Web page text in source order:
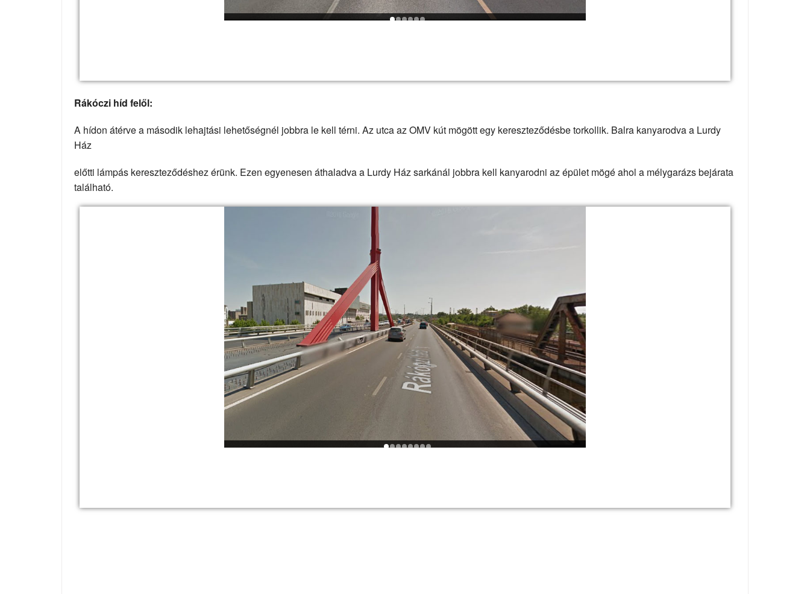
Rákóczi híd felől:
A hídon átérve a második lehajtási lehetőségnél jobbra le kell térni. Az utca az OMV kút mögött egy kereszteződésbe torkollik. Balra kanyarodva a Lurdy
Ház
előtti lámpás kereszteződéshez érünk. Ezen egyenesen áthaladva a Lurdy Ház sarkánál jobbra kell kanyarodni az épület mögé ahol a mélygarázs bejárata
található.